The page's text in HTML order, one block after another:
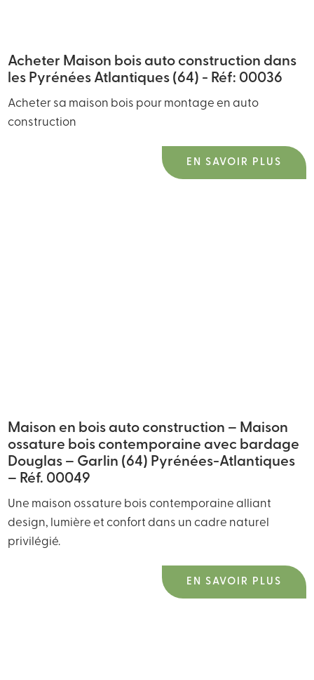
Acheter Maison bois auto construction dans
les Pyrénées Atlantiques (64) - Réf: 00036
Acheter sa maison bois pour montage en auto
construction
EN SAVOIR PLUS
Maison en bois auto construction – Maison
ossature bois contemporaine avec bardage
Douglas – Garlin (64) Pyrénées-Atlantiques
– Réf. 00049
Une maison ossature bois contemporaine alliant
design, lumière et confort dans un cadre naturel
privilégié.
EN SAVOIR PLUS